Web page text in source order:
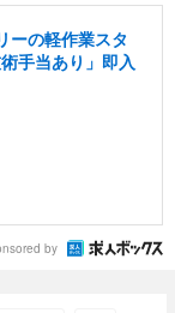
ーの軽作業スタ
手当あり」即入
by